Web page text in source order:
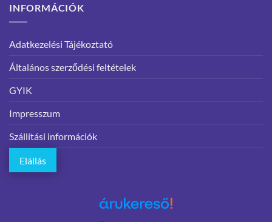
INFORMÁCIÓK
Adatkezelési Tájékoztató
Általános szerződési feltételek
GYIK
Impresszum
Szállítási információk
Elállás